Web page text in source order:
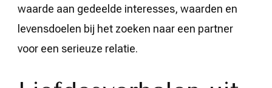
waarde aan gedeelde interesses, waarden en
levensdoelen bij het zoeken naar een partner
voor een serieuze relatie.